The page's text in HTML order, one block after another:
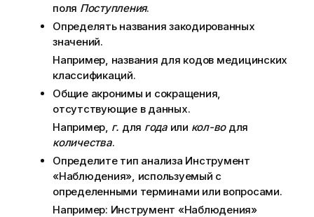
поля Поступления.
Определять названия закодированных
значений.
Например, названия для кодов медицинских
классификаций.
Общие акронимы и сокращения,
отсутствующие в данных.
Например, г. для годаили кол-водля
количества.
Определите тип анализа Инструмент
«Наблюдения», используемый с
определенными терминами или вопросами.
Например: Инструмент «Наблюдения»